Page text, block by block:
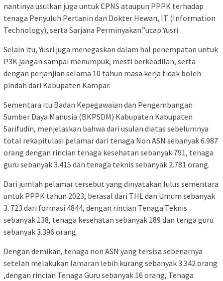
nantinya usulkan juga untuk CPNS ataupun PPPK terhadap
tenaga Penyuluh Pertanin dan Dokter Hewan, IT (Information
Technology), serta Sarjana Perminyakan.”ucap Yusri.
Selain itu, Yusri juga menegaskan dalam hal penempatan untuk
P3K jangan sampai menumpuk, mesti berkeadilan, serta
dengan perjanjian selama 10 tahun masa kerja tidak boleh
pindah dari Kabupaten Kampar.
Sementara itu Badan Kepegawaian dan Pengembangan
Sumber Daya Manusia (BKPSDM) Kabupaten Kabupaten
Sarifudin, menjelaskan bahwa dari usulan diatas sebelumnya
total rekapitulasi pelamar dari tenaga Non ASN sebanyak 6.987
orang dengan rincian tenaga kesehatan sebanyak 791, tenaga
guru sebanyak 3.415 dan tenaga teknis sebanyak 2.781 orang.
Dari jumlah pelamar tersebut yang dinyatakan lulus sementara
untuk PPPK tahun 2023, berasal dari THL dan Umum sebanyak
3. 723 dari formasi 4844, dengan rincian Tenaga Teknis
sebanyak 138, tenaga kesehatan sebanyak 189 dan tenga guru
sebanyak 3.396 orang.
Dengan demikan, tenaga non ASN yang tersisa sebenarnya
setelah melakukan lamaran lebih kurang sebanyak 3.342 orang
,dengan rincian Tenaga Guru sebanyak 16 orang, Tenaga